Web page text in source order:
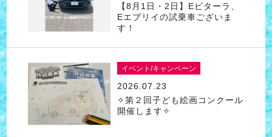
【8月1日・2日】Eビターラ、
Eエブリイの試乗車ございま
す！
イベント/キャンペーン
2026.07.23
✧第２回子ども絵画コンクール
開催します✧